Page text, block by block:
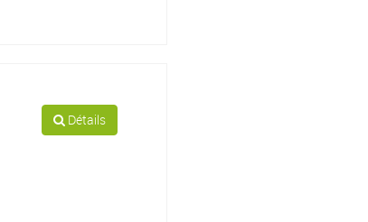
Détails